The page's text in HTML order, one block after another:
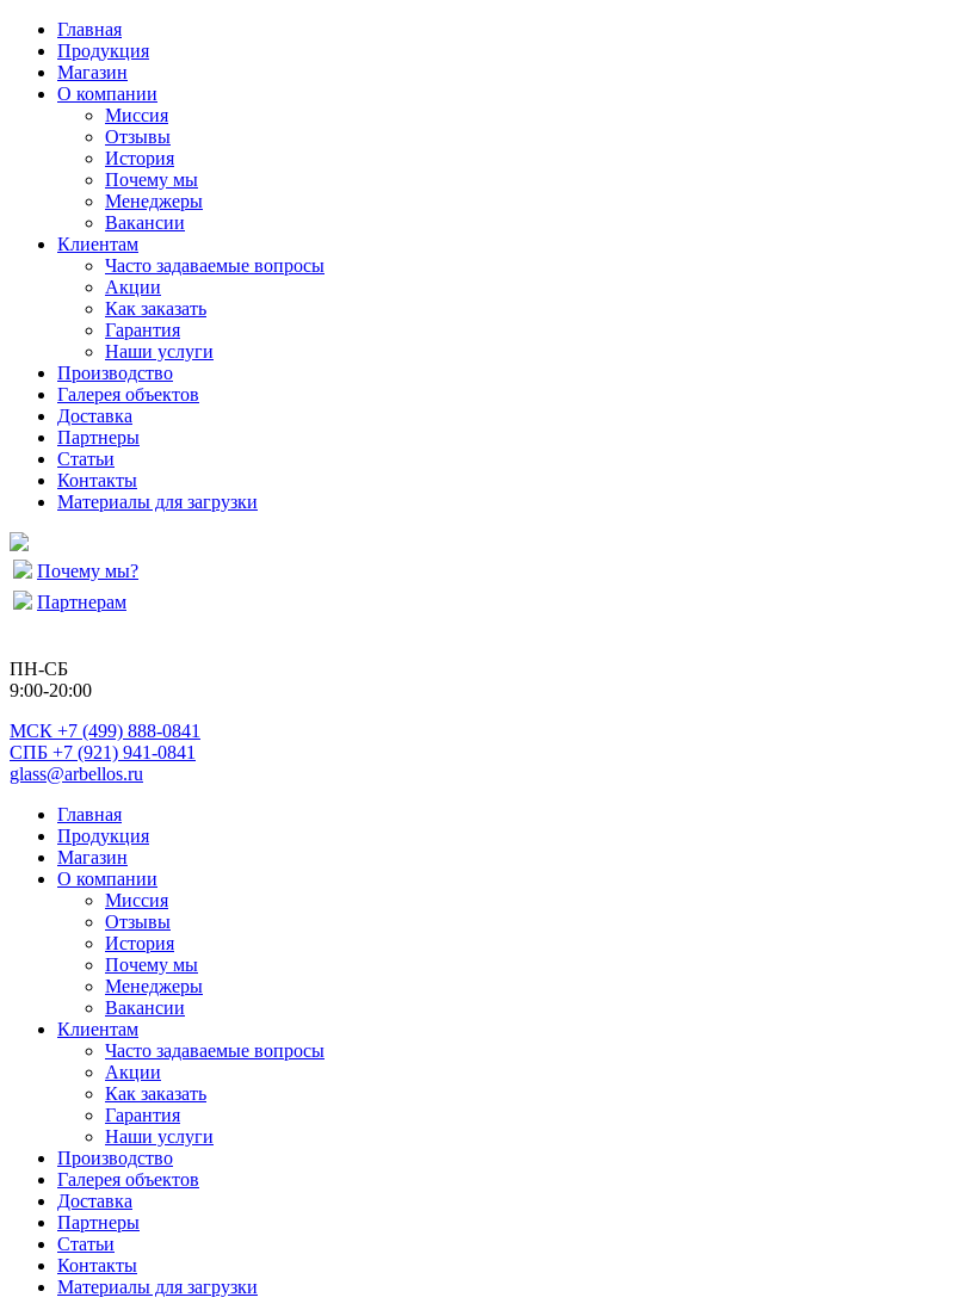
Главная
Продукция
Магазин
О компании
Миссия
Отзывы
История
Почему мы
Менеджеры
Вакансии
Клиентам
Часто задаваемые вопросы
Акции
Как заказать
Гарантия
Наши услуги
Производство
Галерея объектов
Доставка
Партнеры
Статьи
Контакты
Материалы для загрузки
Почему мы?
Партнерам
ПН-СБ
9:00-20:00
МСК +7 (499) 888-0841
СПБ +7 (921) 941-0841
glass@arbellos.ru
Главная
Продукция
Магазин
О компании
Миссия
Отзывы
История
Почему мы
Менеджеры
Вакансии
Клиентам
Часто задаваемые вопросы
Акции
Как заказать
Гарантия
Наши услуги
Производство
Галерея объектов
Доставка
Партнеры
Статьи
Контакты
Материалы для загрузки